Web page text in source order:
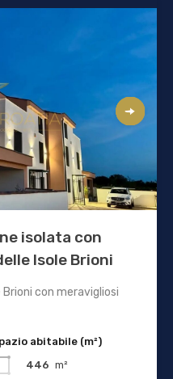
isolata con
Isole Brioni
con meravigliosi
abitabile (m²)
446 m²